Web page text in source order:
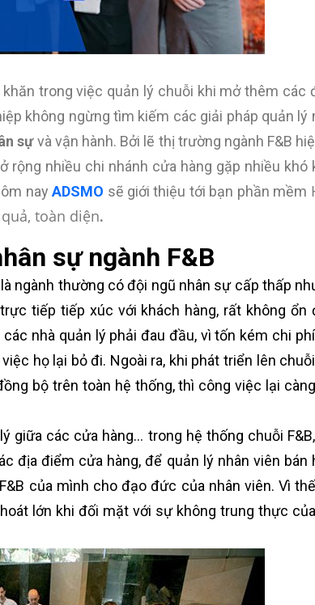
trong việc quản lý chuỗi khi mở thêm các
không ngừng tìm kiếm các giải pháp quản lý
sựvà vận hành. Bởi lẽ thị trường ngành F&B
nhiều chi nhánh cửa hàng gặp nhiều khó
nayADSMO sẽ giới thiệu tới bạn phần mềm
toàn diện.
sự ngành F&B
là ngành thường có đội ngũ nhân sự cấp thấp
tiếp tiếp xúc với khách hàng, rất không ổn
nhà quản lý phải đau đầu, vì tốn kém chi
họ lại bỏ đi. Ngoài ra, khi phát triển lên
bộ trên toàn hệ thống, thì công việc lại
giữa các cửa hàng… trong hệ thống chuỗi
địa điểm cửa hàng, để quản lý nhân viên bán
của mình cho đạo đức của nhân viên. Vì
lớn khi đối mặt với sự không trung thực